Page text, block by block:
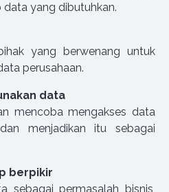
data yang dibutuhkan.
yang berwenang untuk
perusahaan.
data
mencoba mengakses data
menjadikan itu sebagai
berpikir
sebagai permasalah bisnis,